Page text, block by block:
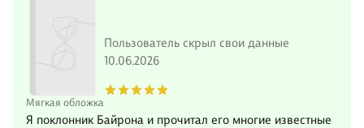
Мягкая обложка
Пользователь скрыл свои данные
10.06.2026
Я поклонник Байрона и прочитал его многие известные